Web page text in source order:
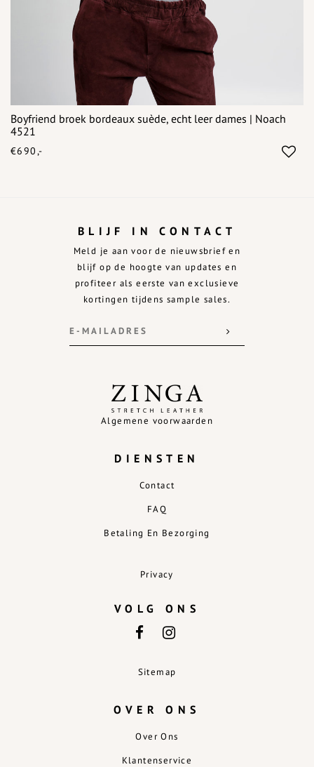
Boyfriend broek bordeaux suède, echt leer dames | Noach
4521
€690,-
Algemene voorwaarden
DIENSTEN
Contact
FAQ
Betaling En Bezorging
Privacy
OVER ONS
Over Ons
Klantenservice
VOLG ONS
Sitemap
BLIJF IN CONTACT
Meld je aan voor de nieuwsbrief en
blijf op de hoogte van updates en
profiteer als eerste van exclusieve
kortingen tijdens sample sales.